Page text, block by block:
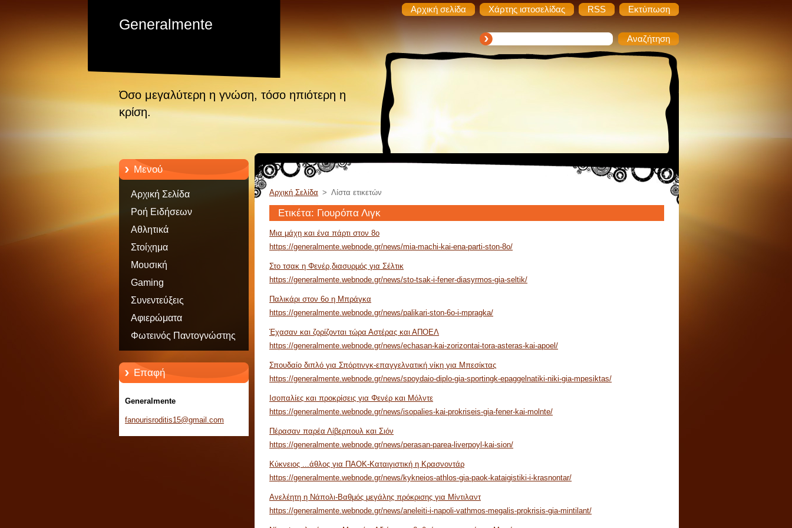
Αρχική σελίδα Χάρτης ιστοσελίδας RSS Εκτύπωση
Generalmente
Όσο μεγαλύτερη η γνώση, τόσο ηπιότερη η
κρίση.
Μενού
Αρχική Σελίδα
Ροή Ειδήσεων
Αθλητικά
Στοίχημα
Μουσική
Gaming
Συνεντεύξεις
Αφιερώματα
Φωτεινός Παντογνώστης
Επαφή
Generalmente
fanourisroditis15@gmail.com
Αρχική Σελίδα > Λίστα ετικετών
Ετικέτα: Γιουρόπα Λιγκ
Μια μάχη και ένα πάρτι στον 8ο
https://generalmente.webnode.gr/news/mia-machi-kai-ena-parti-ston-8o/
Στο τσακ η Φενέρ,διασυρμός για Σέλτικ
https://generalmente.webnode.gr/news/sto-tsak-i-fener-diasyrmos-gia-seltik/
Παλικάρι στον 6ο η Μπράγκα
https://generalmente.webnode.gr/news/palikari-ston-6o-i-mpragka/
Έχασαν και ζορίζονται τώρα Αστέρας και ΑΠΟΕΛ
https://generalmente.webnode.gr/news/echasan-kai-zorizontai-tora-asteras-kai-apoel/
Σπουδαίο διπλό για Σπόρτινγκ-επαγγελνατική νίκη για Μπεσίκτας
https://generalmente.webnode.gr/news/spoydaio-diplo-gia-sportingk-epaggelnatiki-niki-gia-mpesiktas/
Ισοπαλίες και προκρίσεις για Φενέρ και Μόλντε
https://generalmente.webnode.gr/news/isopalies-kai-prokriseis-gia-fener-kai-molnte/
Πέρασαν παρέα Λίβερπουλ και Σιόν
https://generalmente.webnode.gr/news/perasan-parea-liverpoyl-kai-sion/
Κύκνειος ...άθλος για ΠΑΟΚ-Καταιγιστική η Κρασνοντάρ
https://generalmente.webnode.gr/news/kykneios-athlos-gia-paok-kataigistiki-i-krasnontar/
Ανελέητη η Νάπολι-Βαθμός μεγάλης πρόκρισης για Μίντιλαντ
https://generalmente.webnode.gr/news/aneleiti-i-napoli-vathmos-megalis-prokrisis-gia-mintilant/